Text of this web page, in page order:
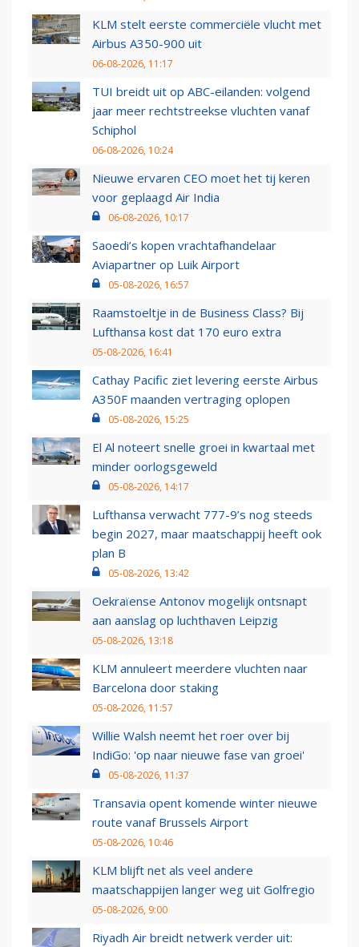
KLM stelt eerste commerciële vlucht met
Airbus A350-900 uit
06-08-2026, 11:17
TUI breidt uit op ABC-eilanden: volgend
jaar meer rechtstreekse vluchten vanaf
Schiphol
06-08-2026, 10:24
Nieuwe ervaren CEO moet het tij keren
voor geplaagd Air India
06-08-2026, 10:17
Saoedi’s kopen vrachtafhandelaar
Aviapartner op Luik Airport
05-08-2026, 16:57
Raamstoeltje in de Business Class? Bij
Lufthansa kost dat 170 euro extra
05-08-2026, 16:41
Cathay Pacific ziet levering eerste Airbus
A350F maanden vertraging oplopen
05-08-2026, 15:25
El Al noteert snelle groei in kwartaal met
minder oorlogsgeweld
05-08-2026, 14:17
Lufthansa verwacht 777-9’s nog steeds
begin 2027, maar maatschappij heeft ook
plan B
05-08-2026, 13:42
Oekraïense Antonov mogelijk ontsnapt
aan aanslag op luchthaven Leipzig
05-08-2026, 13:18
KLM annuleert meerdere vluchten naar
Barcelona door staking
05-08-2026, 11:57
Willie Walsh neemt het roer over bij
IndiGo: 'op naar nieuwe fase van groei'
05-08-2026, 11:37
Transavia opent komende winter nieuwe
route vanaf Brussels Airport
05-08-2026, 10:46
KLM blijft net als veel andere
maatschappijen langer weg uit Golfregio
05-08-2026, 9:00
Riyadh Air breidt netwerk verder uit: